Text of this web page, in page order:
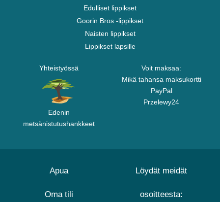
Edulliset lippikset
Goorin Bros -lippikset
Naisten lippikset
Lippikset lapsille
Yhteistyössä
Edenin
metsänistutushankkeet
Voit maksaa:
Mikä tahansa maksukortti
PayPal
Przelewy24
Apua
Oma tili
Löydät meidät
osoitteesta: